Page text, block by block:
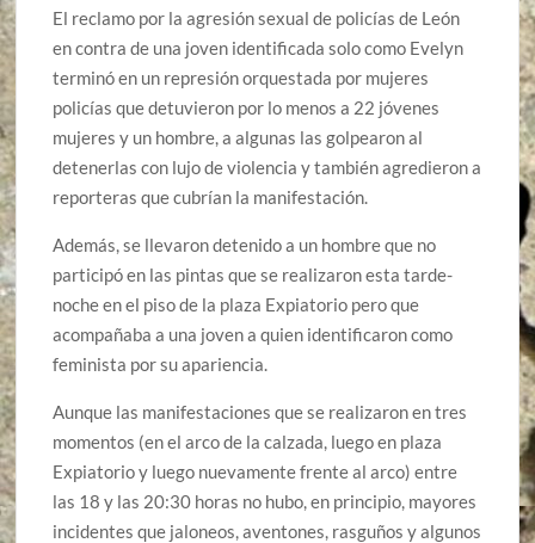
El reclamo por la agresión sexual de policías de León
en contra de una joven identificada solo como Evelyn
terminó en un represión orquestada por mujeres
policías que detuvieron por lo menos a 22 jóvenes
mujeres y un hombre, a algunas las golpearon al
detenerlas con lujo de violencia y también agredieron a
reporteras que cubrían la manifestación.
Además, se llevaron detenido a un hombre que no
participó en las pintas que se realizaron esta tarde-
noche en el piso de la plaza Expiatorio pero que
acompañaba a una joven a quien identificaron como
feminista por su apariencia.
Aunque las manifestaciones que se realizaron en tres
momentos (en el arco de la calzada, luego en plaza
Expiatorio y luego nuevamente frente al arco) entre
las 18 y las 20:30 horas no hubo, en principio, mayores
incidentes que jaloneos, aventones, rasguños y algunos